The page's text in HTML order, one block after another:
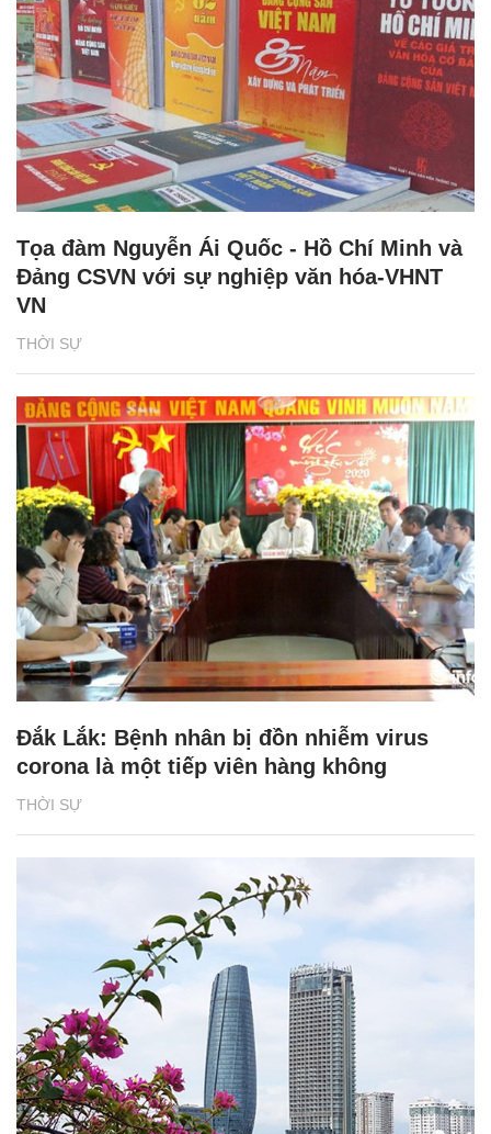
THỜI SỰ
Tọa đàm Nguyễn Ái Quốc - Hồ Chí Minh và
Đảng CSVN với sự nghiệp văn hóa-VHNT
VN
THỜI SỰ
Đắk Lắk: Bệnh nhân bị đồn nhiễm virus
corona là một tiếp viên hàng không